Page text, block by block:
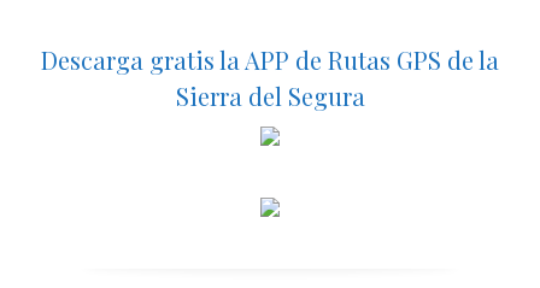
Descarga gratis la APP de Rutas GPS de la
Sierra del Segura